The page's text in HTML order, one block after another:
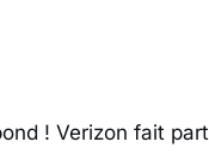
! Verizon fait